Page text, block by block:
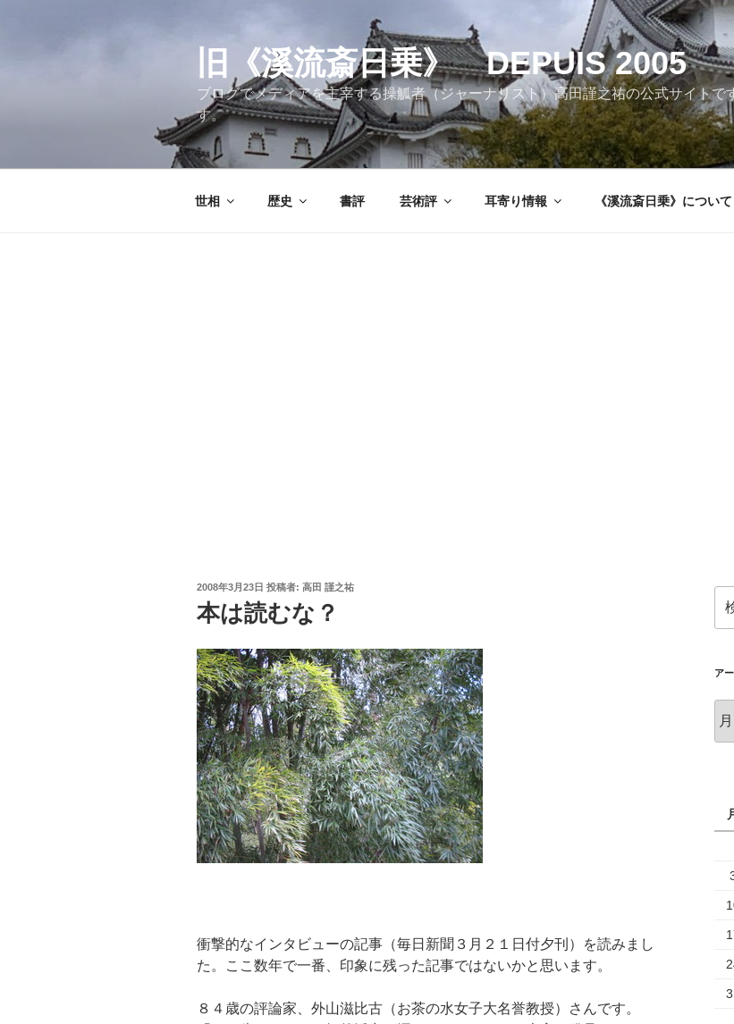
旧《溪流斎日乗》 DEPUIS 2005
ブログでメディアを主宰する操觚者（ジャーナリスト）高田謹之祐の公式サイトで
す。
世相 歴史 書評 芸術評 耳寄り情報 《溪流斎日乗》について
投
日:
2008年3月23日 投稿者: 高田 謹之祐
本は読むな？
衝撃的なインタビューの記事（毎日新聞３月２１日付夕刊）を読みまし
た。ここ数年で一番、印象に残った記事ではないかと思います。
８４歳の評論家、外山滋比古（お茶の水女子大名誉教授）さんです。
索:
ア
ー